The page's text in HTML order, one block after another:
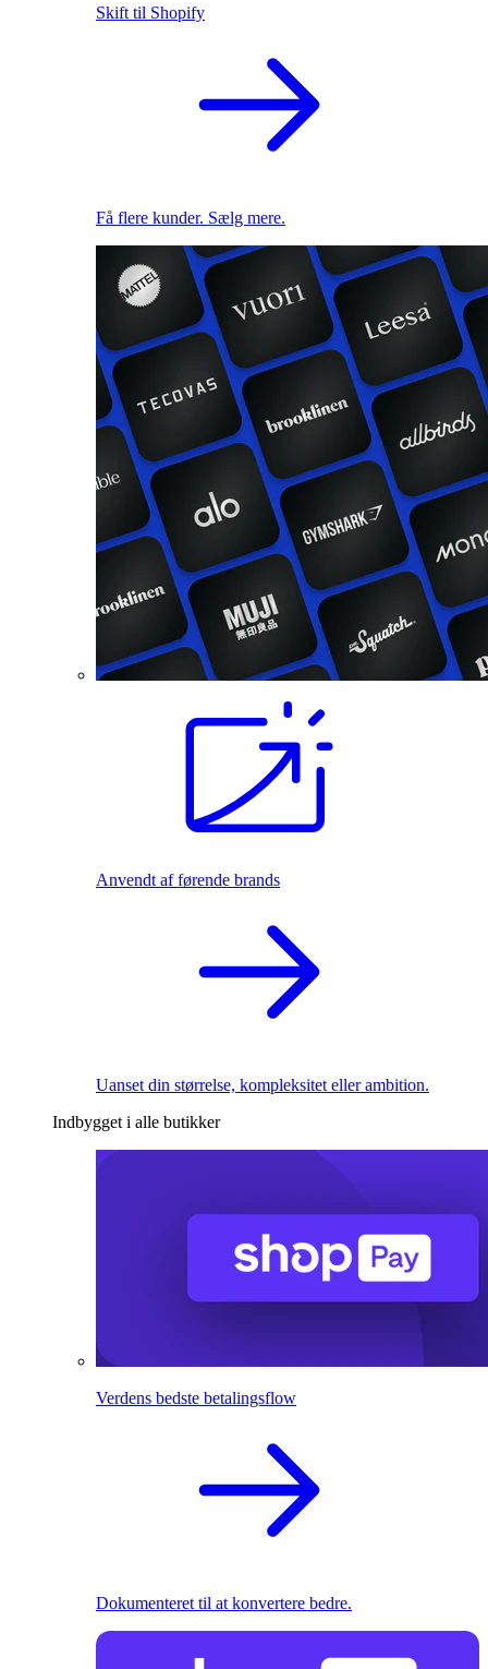
Skift til Shopify
Få flere kunder. Sælg mere.
Anvendt af førende brands
Uanset din størrelse, kompleksitet eller ambition.
Indbygget i alle butikker
Verdens bedste betalingsflow
Dokumenteret til at konvertere bedre.